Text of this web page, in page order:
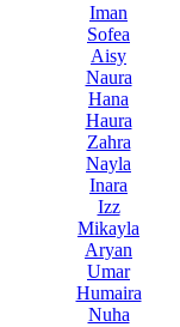
Iman
Sofea
Aisy
Naura
Hana
Haura
Zahra
Nayla
Inara
Izz
Mikayla
Aryan
Umar
Humaira
Nuha